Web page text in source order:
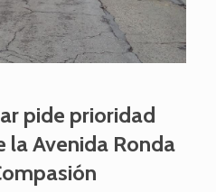
pide prioridad
la Avenida Ronda